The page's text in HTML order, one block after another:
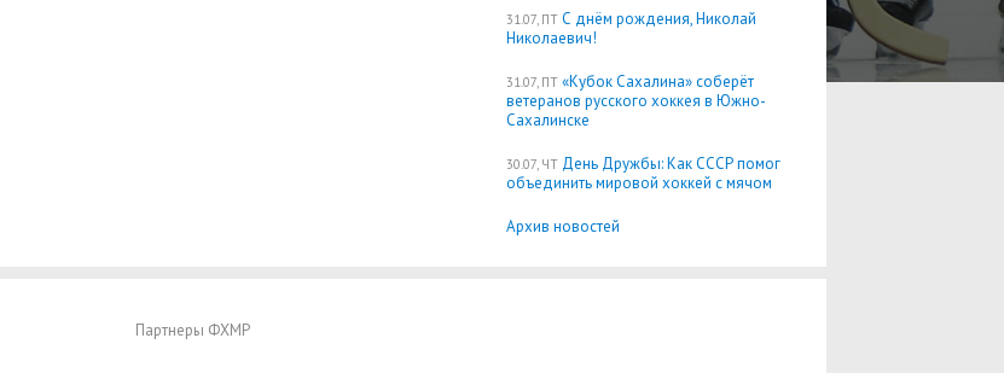
31.07, ПТ С днём рождения, Николай
Николаевич!
31.07, ПТ «Кубок Сахалина» соберёт
ветеранов русского хоккея в Южно-
Сахалинске
30.07, ЧТ День Дружбы: Как СССР помог
объединить мировой хоккей с мячом
Архив новостей
Партнеры ФХМР